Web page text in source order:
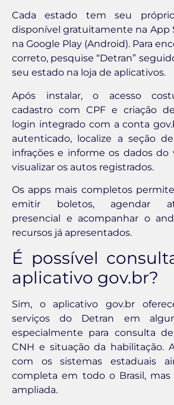
Cada estado tem seu
disponível gratuitamente na App
na Google Play (Android). Para
correto, pesquise “Detran”
seu estado na loja de aplicativos.
Após instalar, o acesso
cadastro com CPF e criação
login integrado com a conta
autenticado, localize a seção
infrações e informe os dados do
visualizar os autos registrados.
Os apps mais completos
emitir boletos, agendar
presencial e acompanhar o
recursos já apresentados.
É possível
aplicativo gov.br?
Sim, o aplicativo gov.br
serviços do Detran em
especialmente para consulta
CNH e situação da habilitação.
com os sistemas estaduais
completa em todo o Brasil,
ampliada.